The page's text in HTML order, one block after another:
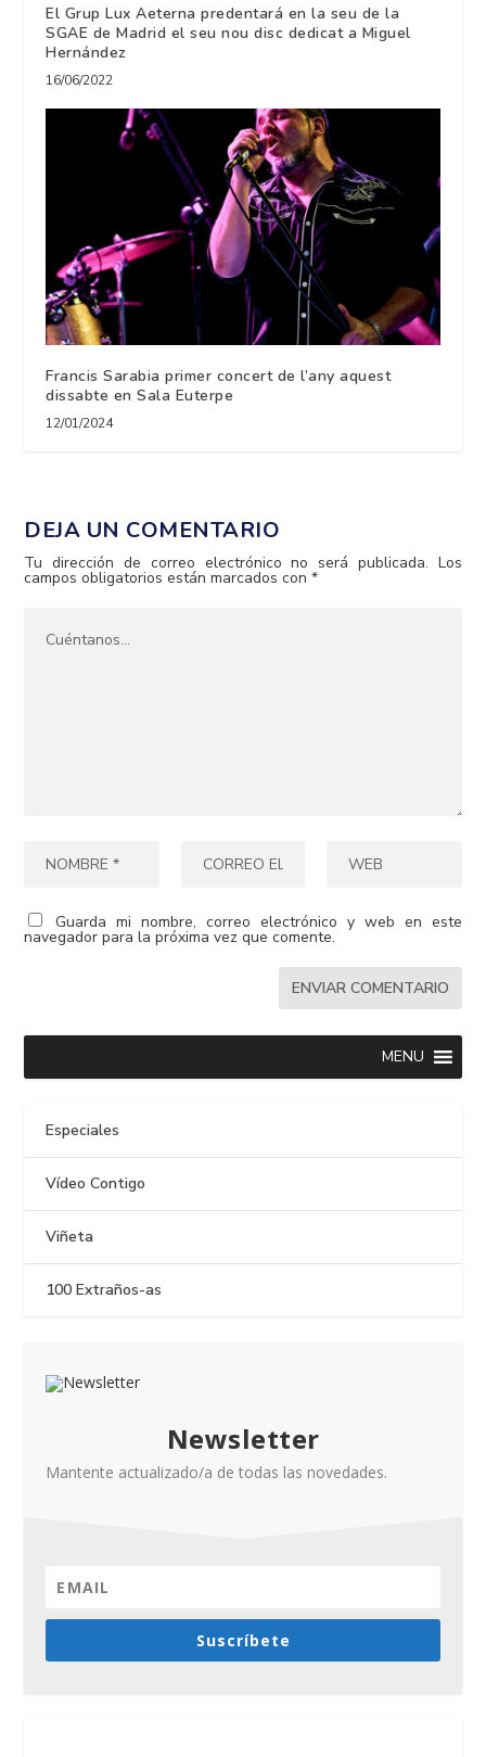
El Grup Lux Aeterna predentará en la seu de la
SGAE de Madrid el seu nou disc dedicat a Miguel
Hernández
16/06/2022
Francis Sarabia primer concert de l’any aquest
dissabte en Sala Euterpe
12/01/2024
DEJA UN COMENTARIO
Tu dirección de correo electrónico no será publicada. Los
campos obligatorios están marcados con*
Guarda mi nombre, correo electrónico y web en este
navegador para la próxima vez que comente.
MENU
Especiales
Vídeo Contigo
Viñeta
100 Extraños-as
Newsletter
Mantente actualizado/a de todas las novedades.
Suscríbete